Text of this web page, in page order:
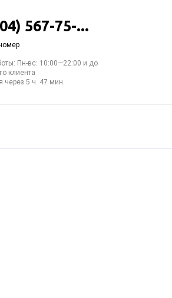
567-75-...
Пн-вс: 10:00—22:00 и до
клиента
через 5 ч. 47 мин.